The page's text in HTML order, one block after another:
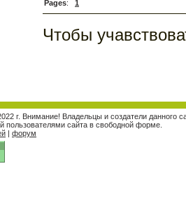
Pages: 1
Чтобы
г. Внимание! Владельцы и создатели данного
пользователями сайта в свободной форме.
| форум